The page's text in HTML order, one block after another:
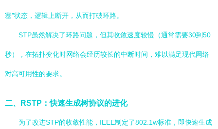
塞”状态，逻辑上断开，从而打破环路。
STP虽然解决了环路问题，但其收敛速度较慢（通常需要30到50
秒），在拓扑变化时网络会经历较长的中断时间，难以满足现代网络
对高可用性的要求。
二、RSTP：快速生成树协议的进化
为了改进STP的收敛性能，IEEE制定了802.1w标准，即快速生成